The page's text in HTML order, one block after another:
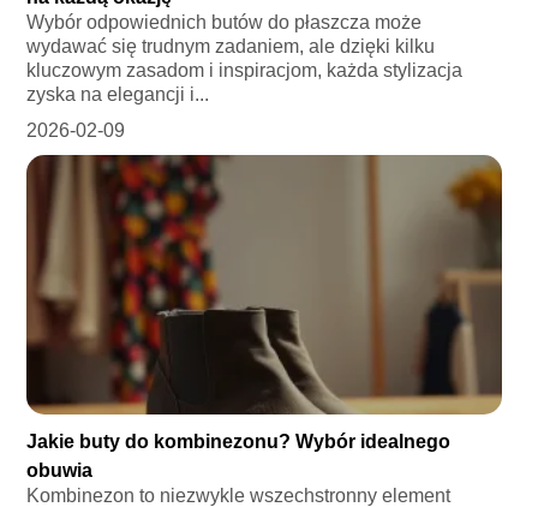
Wybór odpowiednich butów do płaszcza może
wydawać się trudnym zadaniem, ale dzięki kilku
kluczowym zasadom i inspiracjom, każda stylizacja
zyska na elegancji i...
2026-02-09
Jakie buty do kombinezonu? Wybór idealnego
obuwia
Kombinezon to niezwykle wszechstronny element